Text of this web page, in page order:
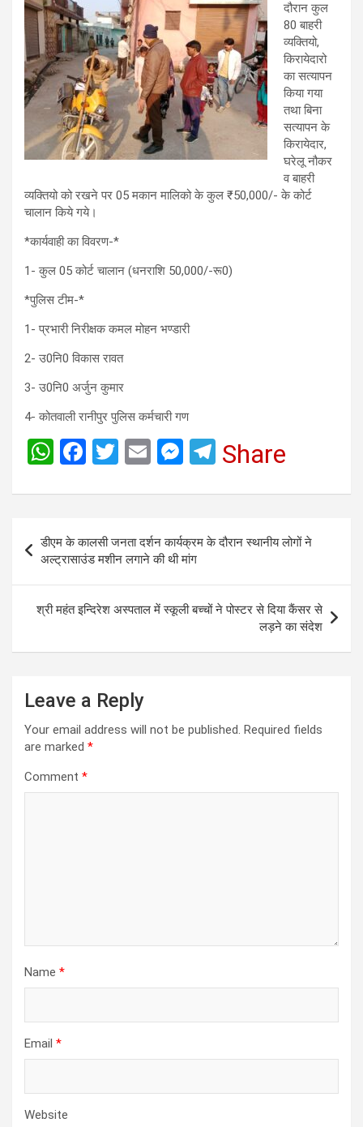
दौरान कुल
80 बाहरी
व्यक्तियो,
किरायेदारो
का सत्यापन
किया गया
तथा बिना
सत्यापन के
किरायेदार,
घरेलू नौकर
व बाहरी
व्यक्तियो को रखने पर 05 मकान मालिको के कुल ₹50,000/- के कोर्ट
चालान किये गये।
*कार्यवाही का विवरण-*
1- कुल 05 कोर्ट चालान (धनराशि 50,000/-रू0)
*पुलिस टीम-*
1- प्रभारी निरीक्षक कमल मोहन भण्डारी
2- उ0नि0 विकास रावत
3- उ0नि0 अर्जुन कुमार
4- कोतवाली रानीपुर पुलिस कर्मचारी गण
W
at
A
p
p
F
ce
o
o
k
T
tt
E
ail
M
se
g
er
T
e
gr
a
m
Share
Post
navigation
डीएम के कालसी जनता दर्शन कार्यक्रम के दौरान स्थानीय लोगों ने
अल्ट्रासाउंड मशीन लगाने की थी मांग
श्री महंत इन्दिरेश अस्पताल में स्कूली बच्चों ने पोस्टर से दिया कैंसर से
लड़ने का संदेश
Leave a Reply
Your email address will not be published. Required fields
are marked *
Comment *
Name *
Email *
Website